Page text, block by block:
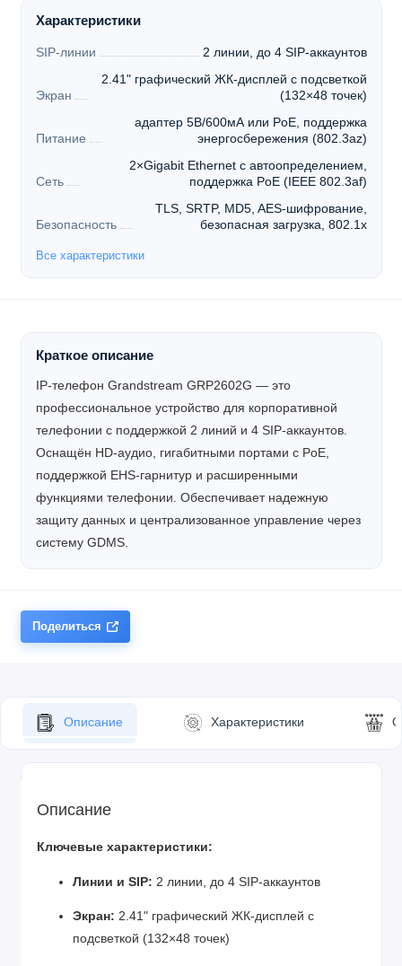
Характеристики
SIP-линии 2 линии, до 4 SIP-аккаунтов
Экран
2.41" графический ЖК-дисплей с подсветкой
(132×48 точек)
Питание
адаптер 5В/600мА или PoE, поддержка
энергосбережения (802.3az)
Сеть
2×Gigabit Ethernet с автоопределением,
поддержка PoE (IEEE 802.3af)
Безопасность
TLS, SRTP, MD5, AES-шифрование,
безопасная загрузка, 802.1x
Все характеристики
Краткое описание
IP-телефон Grandstream GRP2602G — это
профессиональное устройство для корпоративной
телефонии с поддержкой 2 линий и 4 SIP-аккаунтов.
Оснащён HD-аудио, гигабитными портами с PoE,
поддержкой EHS-гарнитур и расширенными
функциями телефонии. Обеспечивает надежную
защиту данных и централизованное управление через
систему GDMS.
Поделиться
Описание Характеристики
Описание
Ключевые характеристики:
Линии и SIP: 2 линии, до 4 SIP-аккаунтов
Экран: 2.41" графический ЖК-дисплей с
подсветкой (132×48 точек)